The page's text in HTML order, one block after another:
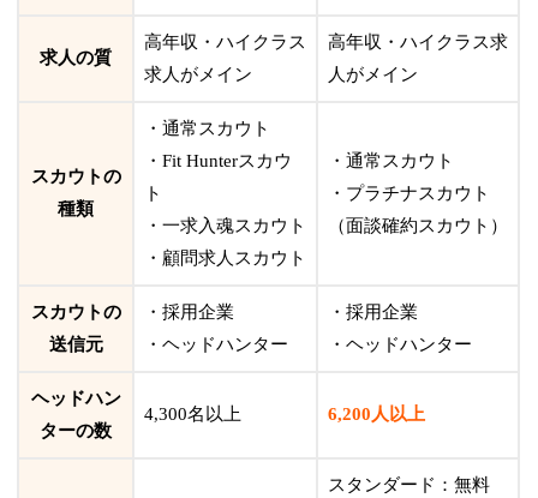
求人の質
高年収・ハイクラス
求人がメイン
高年収・ハイクラス求
人がメイン
スカウトの
種類
・通常スカウト
・Fit Hunterスカウ
ト
・一求入魂スカウト
・顧問求人スカウト
・通常スカウト
・プラチナスカウト
（面談確約スカウト）
スカウトの
送信元
・採用企業
・ヘッドハンター
・採用企業
・ヘッドハンター
ヘッドハン
ターの数
4,300名以上 6,200人以上
スタンダード：無料